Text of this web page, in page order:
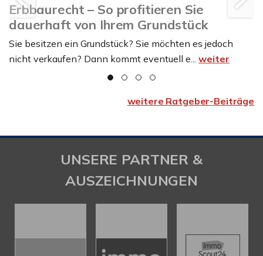
Erbbaurecht – So profitieren Sie
dauerhaft von Ihrem Grundstück
Sie besitzen ein Grundstück? Sie möchten es jedoch
nicht verkaufen? Dann kommt eventuell e... weiter
weitere Ratgeber-Beiträge
UNSERE PARTNER &
AUSZEICHNUNGEN